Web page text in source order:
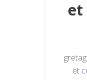
et
et